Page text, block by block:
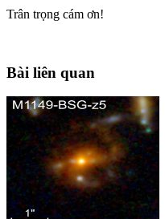
Trân trọng cám ơn!
Bài liên quan